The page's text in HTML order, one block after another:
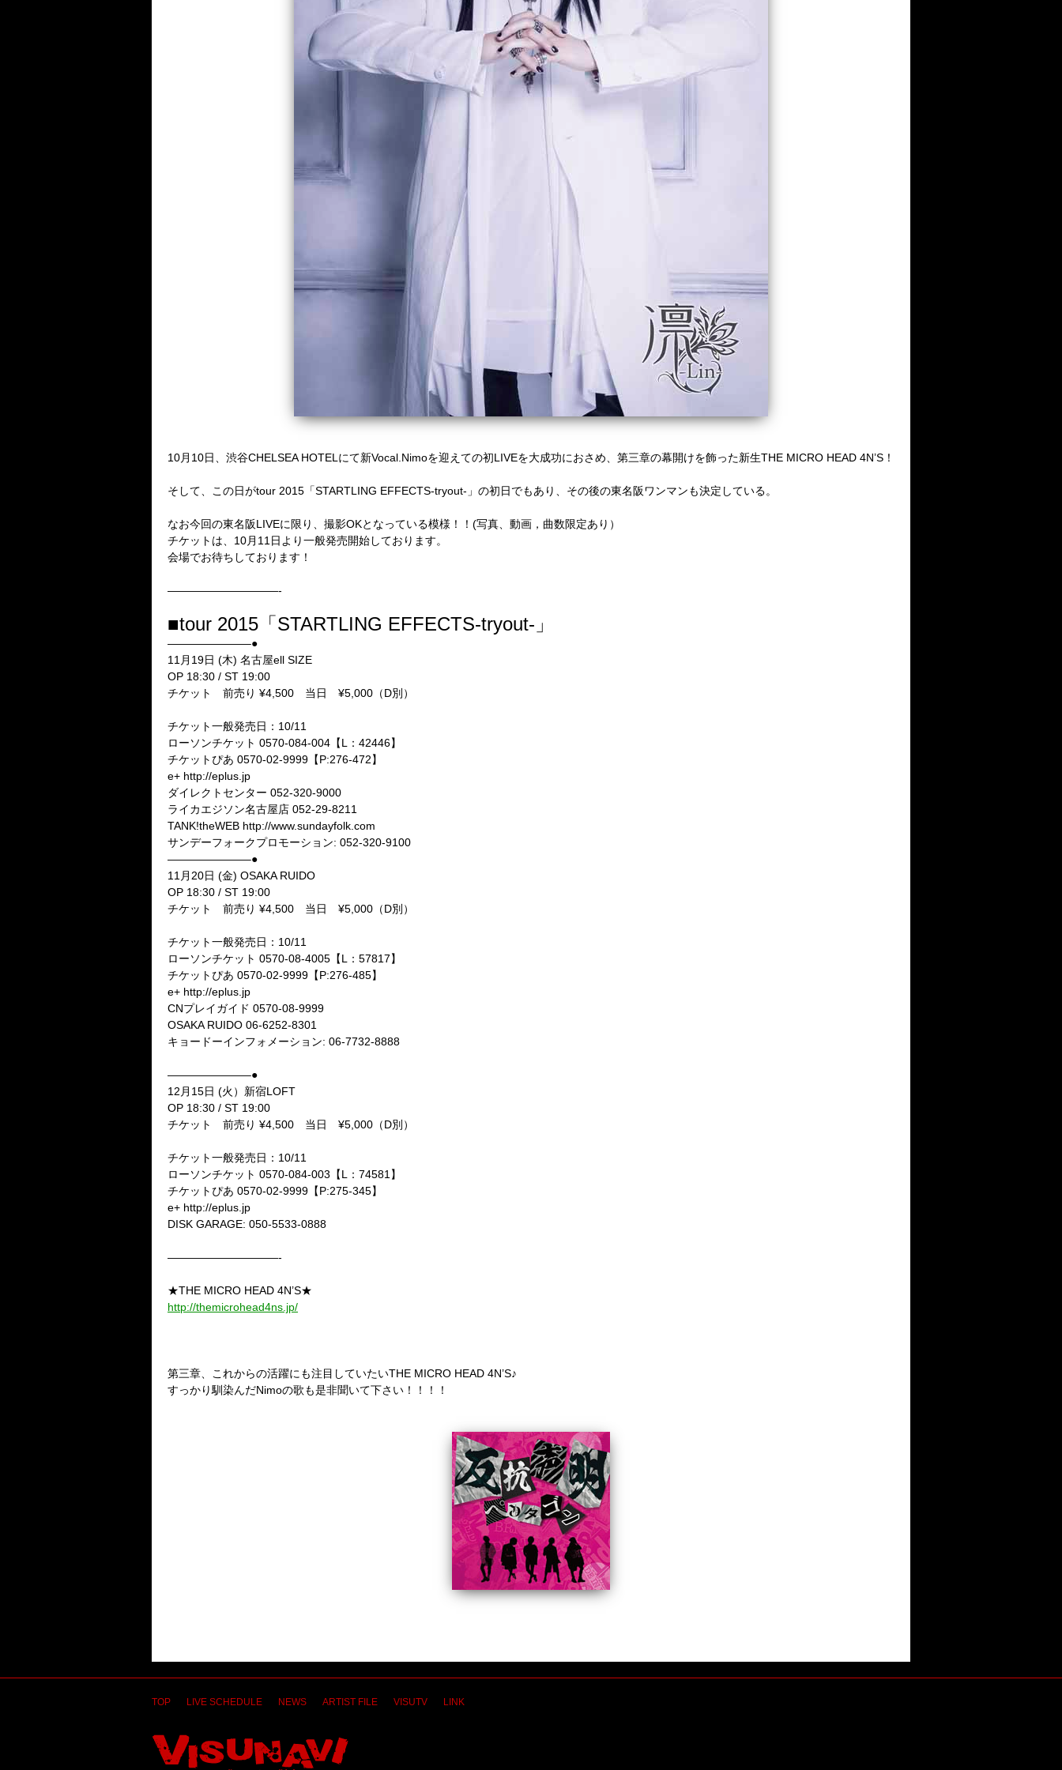
10月10日、渋谷CHELSEA HOTELにて新Vocal.Nimoを迎えての初LIVEを大成功におさめ、第三章の幕開けを飾った新生THE MICRO HEAD 4N’S！
そして、この日がtour 2015「STARTLING EFFECTS-tryout-」の初日でもあり、その後の東名阪ワンマンも決定している。
なお今回の東名阪LIVEに限り、撮影OKとなっている模様！！(写真、動画，曲数限定あり）
チケットは、10月11日より一般発売開始しております。
会場でお待ちしております！
——————————-
■tour 2015「STARTLING EFFECTS-tryout-」
———————–●
11月19日 (木) 名古屋ell SIZE
OP 18:30 / ST 19:00
チケット 前売り ¥4,500 当日 ¥5,000（D別）
チケット一般発売日：10/11
ローソンチケット 0570-084-004【L：42446】
チケットぴあ 0570-02-9999【P:276-472】
e+ http://eplus.jp
ダイレクトセンター 052-320-9000
ライカエジソン名古屋店 052-29-8211
TANK!theWEB http://www.sundayfolk.com
サンデーフォークプロモーション: 052-320-9100
———————–●
11月20日 (金) OSAKA RUIDO
OP 18:30 / ST 19:00
チケット 前売り ¥4,500 当日 ¥5,000（D別）
チケット一般発売日：10/11
ローソンチケット 0570-08-4005【L：57817】
チケットぴあ 0570-02-9999【P:276-485】
e+ http://eplus.jp
CNプレイガイド 0570-08-9999
OSAKA RUIDO 06-6252-8301
キョードーインフォメーション: 06-7732-8888
———————–●
12月15日 (火）新宿LOFT
OP 18:30 / ST 19:00
チケット 前売り ¥4,500 当日 ¥5,000（D別）
チケット一般発売日：10/11
ローソンチケット 0570-084-003【L：74581】
チケットぴあ 0570-02-9999【P:275-345】
e+ http://eplus.jp
DISK GARAGE: 050-5533-0888
——————————-
★THE MICRO HEAD 4N’S★
http://themicrohead4ns.jp/
第三章、これからの活躍にも注目していたいTHE MICRO HEAD 4N’S♪
すっかり馴染んだNimoの歌も是非聞いて下さい！！！！
TOP LIVE SCHEDULE NEWS ARTIST FILE VISUTV LINK